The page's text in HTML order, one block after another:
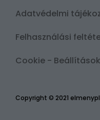
Copyright © 2021
Adatvédelmi
Felhasználási
Cookie - Beállítások